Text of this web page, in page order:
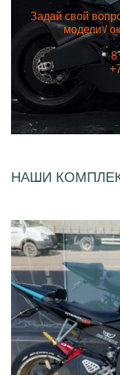
Задай свой
модели /
8
НАШИ